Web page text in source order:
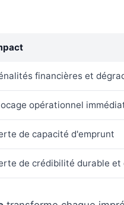
financières et
opérationnel
de capacité d'emprunt
de crédibilité durable